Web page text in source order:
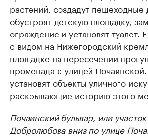
растений, создадут пешеходные
обустроят детскую площадку,
ограждение и установят туалет.
с видом на Нижегородский
площадке на пересечении
променада с улицей
установят объекты уличного
раскрывающие историю этого
Почаинский бульвар, или
Добролюбова вниз по улице